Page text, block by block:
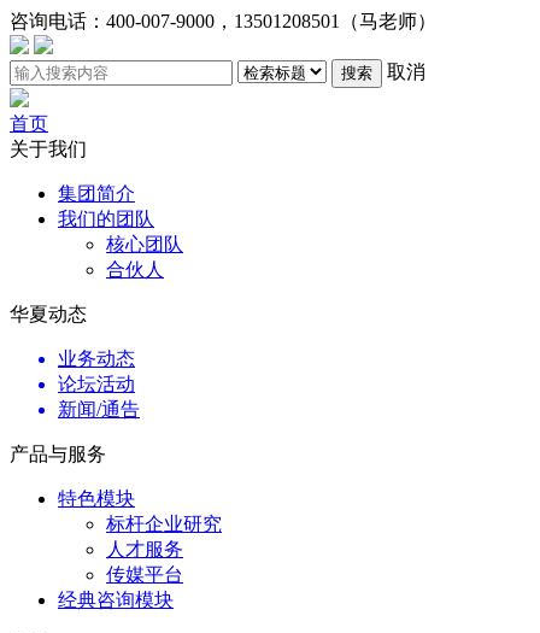
咨询电话： 400-007-9000，13501208501（马老师）
搜索 取消
首页
关于我们
集团简介
我们的团队
核心团队
合伙人
华夏动态
业务动态
论坛活动
新闻/通告
产品与服务
特色模块
标杆企业研究
人才服务
传媒平台
经典咨询模块